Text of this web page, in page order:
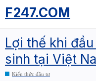
F247.COM
Lợi thế khi
sinh tại Việt
Kiến thức đầu tư